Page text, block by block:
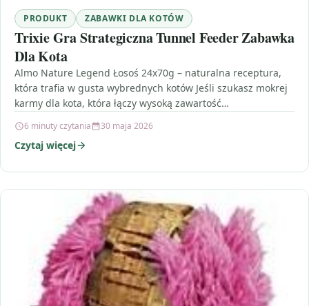
PRODUKT ZABAWKI DLA KOTÓW
Trixie Gra Strategiczna Tunnel Feeder Zabawka
Dla Kota
Almo Nature Legend Łosoś 24x70g – naturalna receptura,
która trafia w gusta wybrednych kotów Jeśli szukasz mokrej
karmy dla kota, która łączy wysoką zawartość…
6 minuty czytania 30 maja 2026
Czytaj więcej